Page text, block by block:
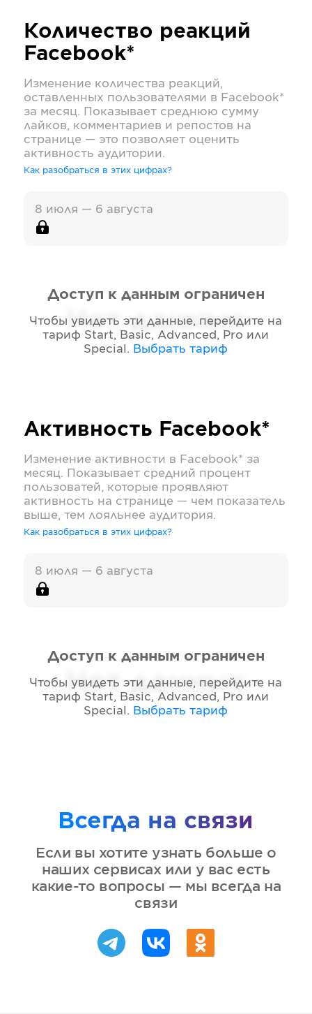
Количество реакций
Facebook*
Изменение количества реакций,
оставленных пользователями в Facebook*
за месяц. Показывает среднюю сумму
лайков, комментариев и репостов на
странице — это позволяет оценить
активность аудитории.
Как разобраться в этих цифрах?
8 июля — 6 августа
Нет данных
Доступ к данным ограничен
Чтобы увидеть эти данные, перейдите на
тариф Start, Basic, Advanced, Pro или
Special . Выбрать тариф
Активность Facebook*
Изменение активности в Facebook* за
месяц. Показывает средний процент
пользоватей, которые проявляют
активность на странице — чем показатель
выше, тем лояльнее аудитория.
Как разобраться в этих цифрах?
8 июля — 6 августа
Нет данных
Доступ к данным ограничен
Чтобы увидеть эти данные, перейдите на
тариф Start, Basic, Advanced, Pro или
Special . Выбрать тариф
Всегда на связи
Если вы хотите узнать больше о
наших сервисах или у вас есть
какие-то вопросы — мы всегда на
связи